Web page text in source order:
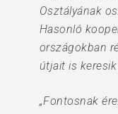
Osztályának
Hasonló
országokban
útjait is
„Fontosnak